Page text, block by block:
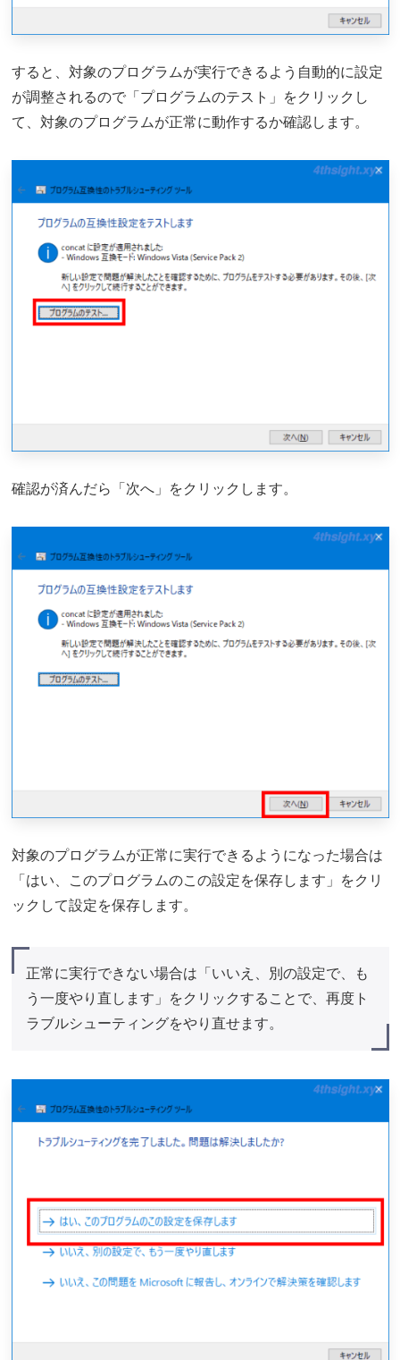
すると、対象のプログラムが実行できるよう自動的に設定
が調整されるので「プログラムのテスト」をクリックし
て、対象のプログラムが正常に動作するか確認します。
確認が済んだら「次へ」をクリックします。
対象のプログラムが正常に実行できるようになった場合は
「はい、このプログラムのこの設定を保存します」をクリ
ックして設定を保存します。
正常に実行できない場合は「いいえ、別の設定で、も
う一度やり直します」をクリックすることで、再度ト
ラブルシューティングをやり直せます。